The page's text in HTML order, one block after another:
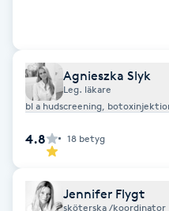
Friskvård
Friskvårdsmassage
Frisör
Funktionsanalys
Agnieszka Slyk
Leg. läkare
bl a hudscreening,
4.8 18 betyg
Jennifer Flygt
sköterska /koordinator